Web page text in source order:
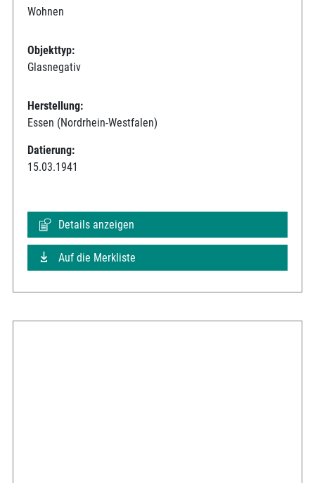
Wohnen
Objekttyp:
Glasnegativ
Herstellung:
Essen (Nordrhein-Westfalen)
Datierung:
15.03.1941
Details anzeigen
Auf die Merkliste